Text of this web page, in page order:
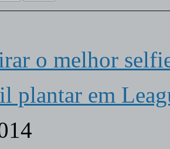
o melhor
plantar em